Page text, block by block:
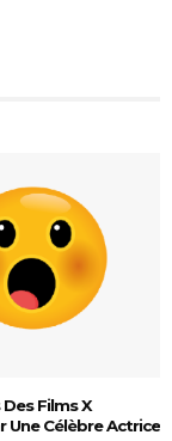
Films X
Une Célèbre Actrice